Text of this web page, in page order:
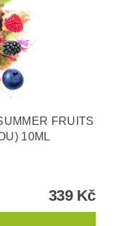
FRUITS
10ML
339 Kč